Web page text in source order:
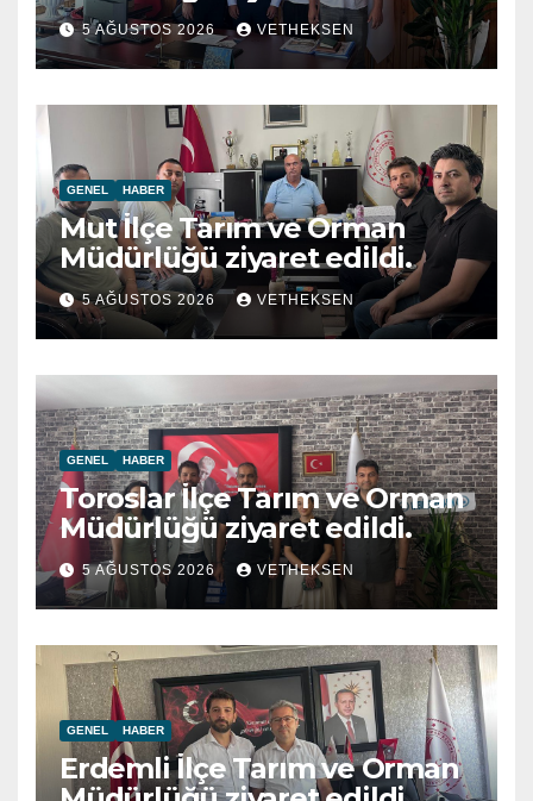
5 AĞUSTOS 2026 VETHEKSEN
GENEL HABER
Mut İlçe Tarım ve Orman
Müdürlüğü ziyaret edildi.
5 AĞUSTOS 2026 VETHEKSEN
GENEL HABER
Toroslar İlçe Tarım ve Orman
Müdürlüğü ziyaret edildi.
5 AĞUSTOS 2026 VETHEKSEN
GENEL HABER
Erdemli İlçe Tarım ve Orman